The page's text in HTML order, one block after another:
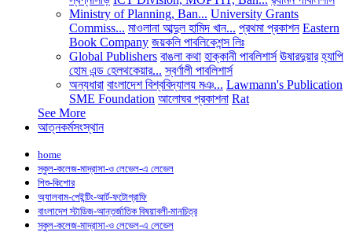
Ministry of Planning, Ban... University Grants
Commiss... মাওলানা আব্দুল হামিদ খান... প্রথমা প্রকাশন Eastern
Book Company জয়কলি পাবলিকেশন্স লিঃ
Global Publishers বাঙলা কথা হাক্কানী পাবলিশার্স ঊষারদুয়ার হ্যাপি
হোম এন্ড হেলথকেয়ার... স্বর্ণালী পাবলিশার্স
অন্যধারা বাংলাদেশ বিশ্ববিদ্যালয় মঞ... Lawmann's Publication
SME Foundation আলোঘর প্রকাশনা Rat
See More
আত্নকর্মসংস্থান
home
স্কুল-কলেজ-মাদ্রাসা-ও লেভেল-এ লেভেল
শিশু-কিশোর
অ্যালবাম-পেইন্টিং-আর্ট-ফটোগ্রাফি
বাংলাদেশ স্টাডিজ-আন্তর্জাতিক বিষয়াবলী-মানচিত্র
স্কুল-কলেজ-মাদ্রাসা-ও লেভেল-এ লেভেল